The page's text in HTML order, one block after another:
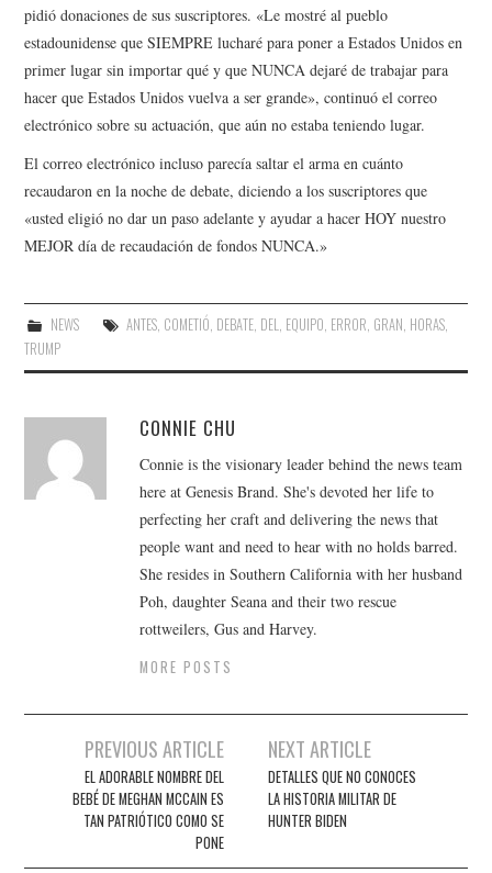
pidió donaciones de sus suscriptores. «Le mostré al pueblo
estadounidense que SIEMPRE lucharé para poner a Estados Unidos en
primer lugar sin importar qué y que NUNCA dejaré de trabajar para
hacer que Estados Unidos vuelva a ser grande», continuó el correo
electrónico sobre su actuación, que aún no estaba teniendo lugar.
El correo electrónico incluso parecía saltar el arma en cuánto
recaudaron en la noche de debate, diciendo a los suscriptores que
«usted eligió no dar un paso adelante y ayudar a hacer HOY nuestro
MEJOR día de recaudación de fondos NUNCA.»
NEWS ANTES, COMETIÓ, DEBATE, DEL, EQUIPO, ERROR, GRAN, HORAS,
TRUMP
CONNIE CHU
Connie is the visionary leader behind the news team
here at Genesis Brand. She's devoted her life to
perfecting her craft and delivering the news that
people want and need to hear with no holds barred.
She resides in Southern California with her husband
Poh, daughter Seana and their two rescue
rottweilers, Gus and Harvey.
MORE POSTS
navigation
PREVIOUS ARTICLE
EL ADORABLE NOMBRE DEL
BEBÉ DE MEGHAN MCCAIN ES
TAN PATRIÓTICO COMO SE
PONE
NEXT ARTICLE
DETALLES QUE NO CONOCES
LA HISTORIA MILITAR DE
HUNTER BIDEN